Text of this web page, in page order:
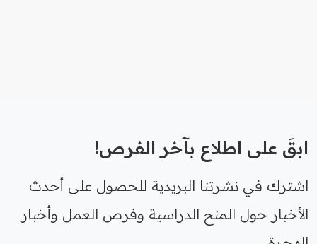
ابقَ على اطلاع بآخر الفرص!
اشترك في نشرتنا البريدية للحصول على أحدث
الأخبار حول المنح الدراسية وفرص العمل وأخبار